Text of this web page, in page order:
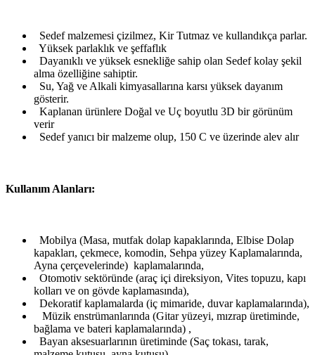
Sedef malzemesi çizilmez, Kir Tutmaz ve kullandıkça parlar.
Yüksek parlaklık ve şeffaflık
Dayanıklı ve yüksek esnekliğe sahip olan Sedef kolay şekil
alma özelliğine sahiptir.
Su, Yağ ve Alkali kimyasallarına karsı yüksek dayanım
gösterir.
Kaplanan ürünlere Doğal ve Uç boyutlu 3D bir görünüm
verir
Sedef yanıcı bir malzeme olup, 150 C ve üzerinde alev alır
Kullanım Alanları:
Mobilya (Masa, mutfak dolap kapaklarında, Elbise Dolap
kapakları, çekmece, komodin, Sehpa yüzey Kaplamalarında,
Ayna çerçevelerinde) kaplamalarında,
Otomotiv sektöründe (araç içi direksiyon, Vites topuzu, kapı
kolları ve on gövde kaplamasında),
Dekoratif kaplamalarda (iç mimaride, duvar kaplamalarında),
Müzik enstrümanlarında (Gitar yüzeyi, mızrap üretiminde,
bağlama ve bateri kaplamalarında) ,
Bayan aksesuarlarının üretiminde (Saç tokası, tarak,